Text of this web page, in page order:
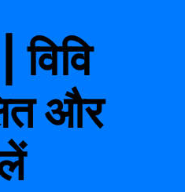
विवि
और